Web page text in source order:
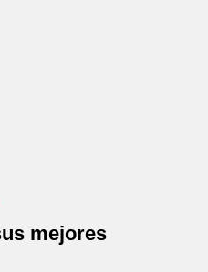
mejores